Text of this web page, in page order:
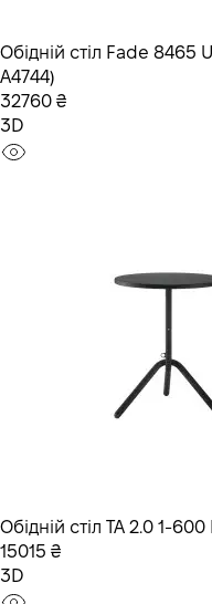
Обідній стіл Fade 8465
A4744)
32760 ₴
3D
Обідній стіл TA 2.0 1-
15015 ₴
3D